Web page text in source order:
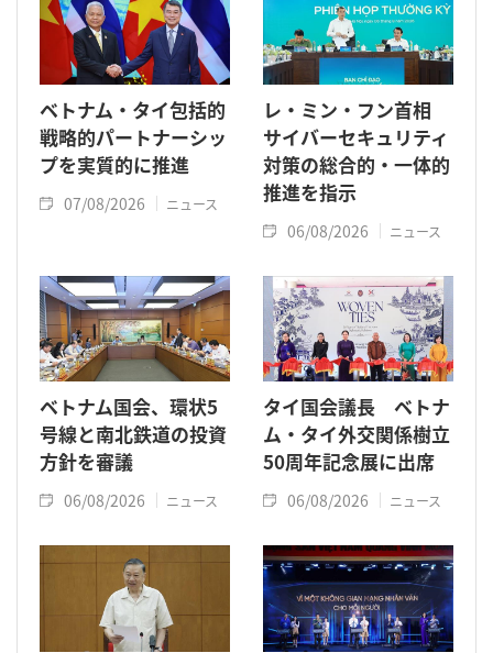
ベトナム・タイ包括的
戦略的パートナーシッ
プを実質的に推進
07/08/2026 ニュース
レ・ミン・フン首相
サイバーセキュリティ
対策の総合的・一体的
推進を指示
06/08/2026 ニュース
ベトナム国会、環状5
号線と南北鉄道の投資
方針を審議
06/08/2026 ニュース
タイ国会議長 ベトナ
ム・タイ外交関係樹立
50周年記念展に出席
06/08/2026 ニュース